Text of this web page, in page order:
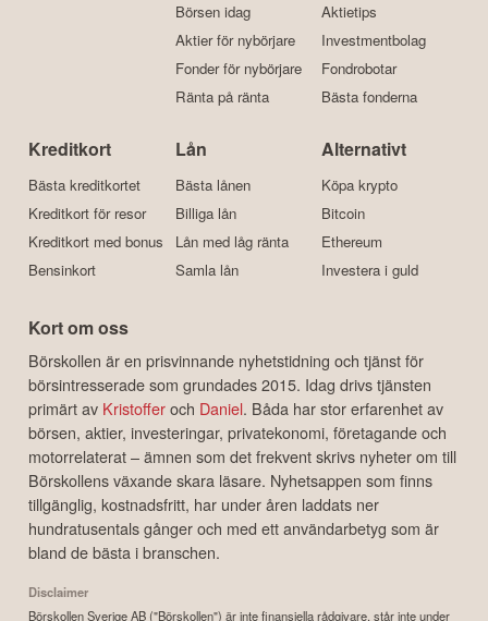
Börsen idag
Aktier för nybörjare
Fonder för nybörjare
Ränta på ränta
Aktietips
Investmentbolag
Fondrobotar
Bästa fonderna
Kreditkort
Bästa kreditkortet
Kreditkort för resor
Kreditkort med bonus
Bensinkort
Lån
Bästa lånen
Billiga lån
Lån med låg ränta
Samla lån
Alternativt
Köpa krypto
Bitcoin
Ethereum
Investera i guld
Kort om oss
Börskollen är en prisvinnande nyhetstidning och tjänst för
börsintresserade som grundades 2015. Idag drivs tjänsten
primärt av Kristofferoch Daniel. Båda har stor erfarenhet av
börsen, aktier, investeringar, privatekonomi, företagande och
motorrelaterat – ämnen som det frekvent skrivs nyheter om till
Börskollens växande skara läsare. Nyhetsappen som finns
tillgänglig, kostnadsfritt, har under åren laddats ner
hundratusentals gånger och med ett användarbetyg som är
bland de bästa i branschen.
Disclaimer
Börskollen Sverige AB ("Börskollen") är inte finansiella rådgivare, står inte under